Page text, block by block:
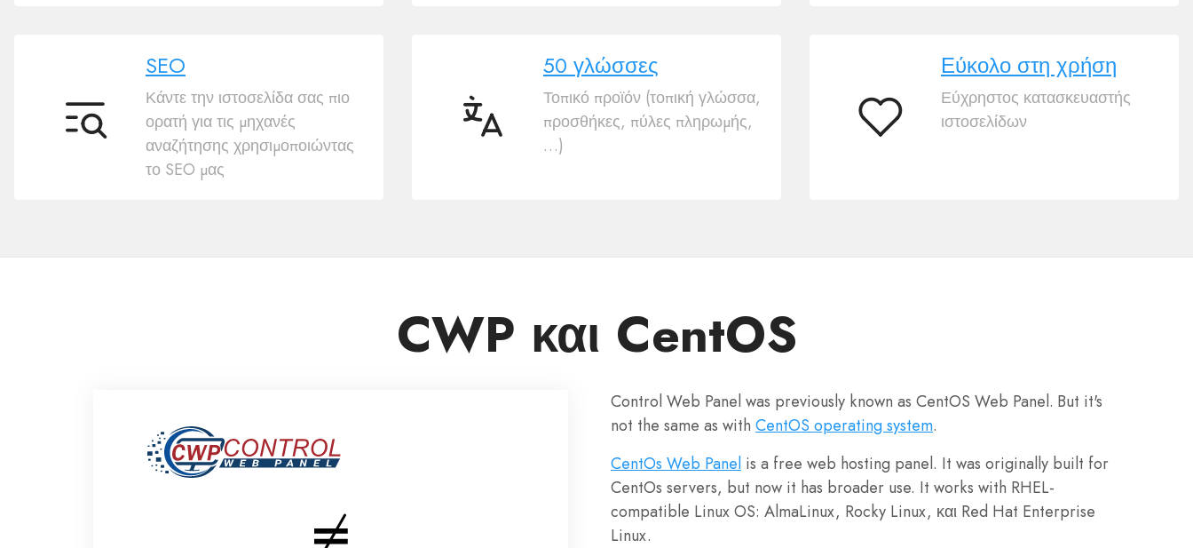
SEO
SEO
Κάντε την ιστοσελίδα σας πιο
ορατή για τις μηχανές
αναζήτησης χρησιμοποιώντας
το SEO μας
50
50 γλώσσες
Τοπικό προϊόν (τοπική γλώσσα,
προσθήκες, πύλες πληρωμής,
…)
Εύκολο
Εύκολο στη χρήση
Εύχρηστος κατασκευαστής
ιστοσελίδων
CWP και CentOS
Control Web Panel was previously known as CentOS Web Panel. But it's
not the same as with CentOS operating system.
CentOs Web Panel is a free web hosting panel. It was originally built for
CentOs servers, but now it has broader use. It works with RHEL-
compatible Linux OS: AlmaLinux, Rocky Linux, και Red Hat Enterprise
Linux.